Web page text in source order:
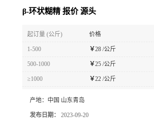
β-环状糊精 报价 源头
起订量 (公斤) 价格
1-500 ￥28 /公斤
500-1000 ￥25 /公斤
≥1000 ￥22 /公斤
产地： 中国 山东青岛
发布日期： 2023-09-20